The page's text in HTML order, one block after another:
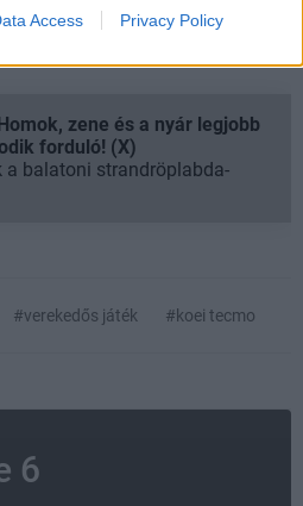
Access Privacy Policy
a régebbi kiadását.
zene és a nyár legjobb
forduló! (X)
balatoni strandröplabda-
#verekedős játék #koei tecmo
6